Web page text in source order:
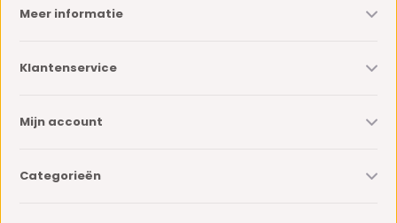
Meer informatie
Klantenservice
Mijn account
Categorieën